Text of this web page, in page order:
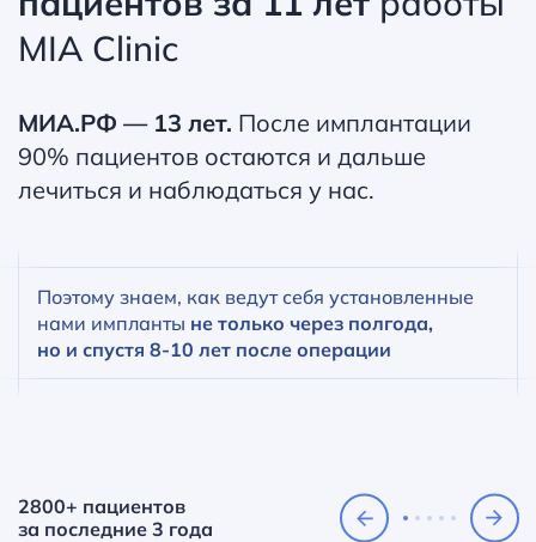
MIA Clinic
МИА.РФ — 13 лет. После имплантации
90% пациентов остаются и дальше
лечиться и наблюдаться у нас.
Поэтому знаем, как ведут себя установленные
нами импланты не только через полгода,
но и спустя 8‑10 лет после операции
2800+ пациентов
за последние 3 года